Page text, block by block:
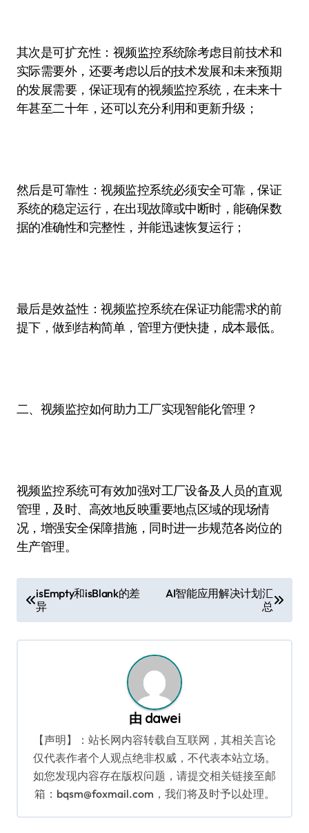
其次是可扩充性：视频监控系统除考虑目前技术和
实际需要外，还要考虑以后的技术发展和未来预期
的发展需要，保证现有的视频监控系统，在未来十
年甚至二十年，还可以充分利用和更新升级；
然后是可靠性：视频监控系统必须安全可靠，保证
系统的稳定运行，在出现故障或中断时，能确保数
据的准确性和完整性，并能迅速恢复运行；
最后是效益性：视频监控系统在保证功能需求的前
提下，做到结构简单，管理方便快捷，成本最低。
二、视频监控如何助力工厂实现智能化管理？
视频监控系统可有效加强对工厂设备及人员的直观
管理，及时、高效地反映重要地点区域的现场情
况，增强安全保障措施，同时进一步规范各岗位的
生产管理。
章
导
isEmpty和isBlank的差
异
AI智能应用解决计划汇
总
由 dawei
【声明】：站长网内容转载自互联网，其相关言论
仅代表作者个人观点绝非权威，不代表本站立场。
如您发现内容存在版权问题，请提交相关链接至邮
箱：bqsm@foxmail.com，我们将及时予以处理。